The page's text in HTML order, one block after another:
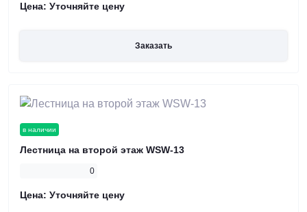
Цена: Уточняйте цену
Заказать
в наличии
Лестница на второй этаж WSW-13
0
Цена: Уточняйте цену